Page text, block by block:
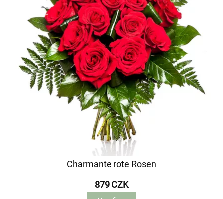
Charmante rote Rosen
879 CZK